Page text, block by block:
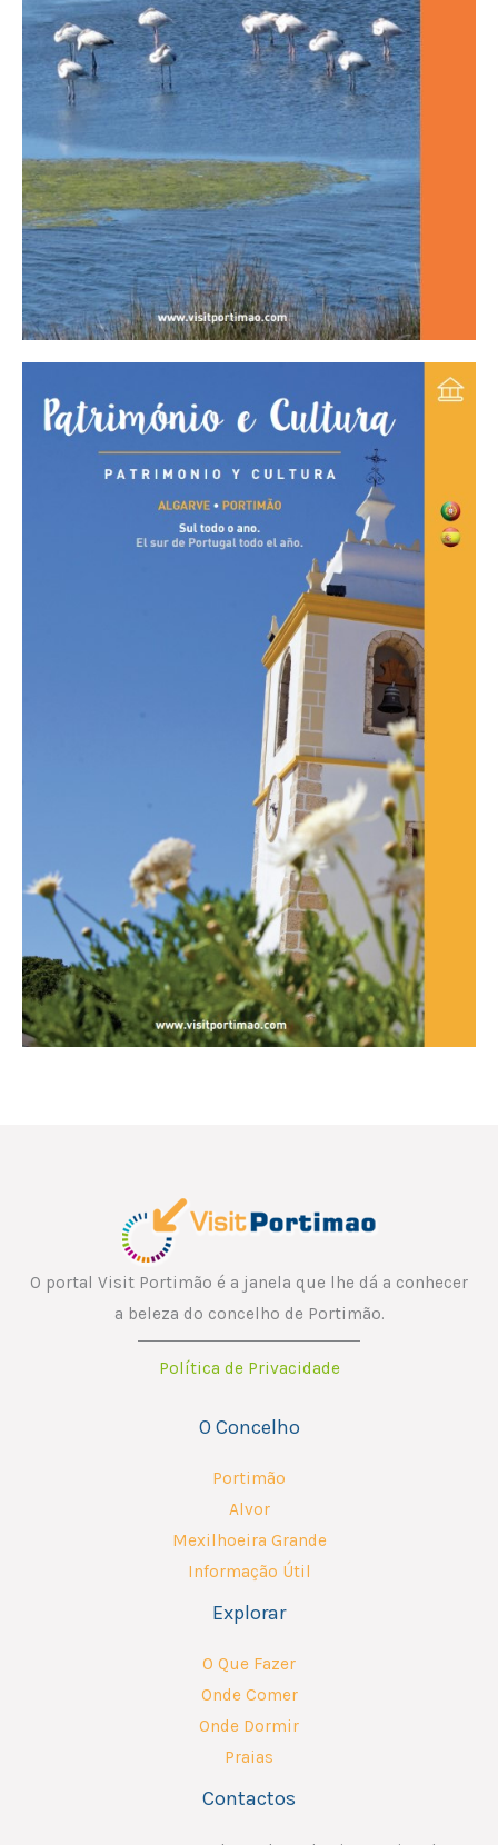
O portal Visit Portimão é a janela que lhe dá a conhecer
a beleza do concelho de Portimão.
Política de Privacidade
O Concelho
Portimão
Alvor
Mexilhoeira Grande
Informação Útil
Explorar
O Que Fazer
Onde Comer
Onde Dormir
Praias
Contactos